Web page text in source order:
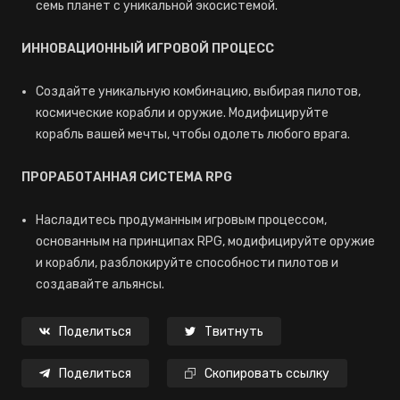
семь планет с уникальной экосистемой.
ИННОВАЦИОННЫЙ ИГРОВОЙ ПРОЦЕСС
Создайте уникальную комбинацию, выбирая пилотов,
космические корабли и оружие. Модифицируйте
корабль вашей мечты, чтобы одолеть любого врага.
ПРОРАБОТАННАЯ СИСТЕМА RPG
Насладитесь продуманным игровым процессом,
основанным на принципах RPG, модифицируйте оружие
и корабли, разблокируйте способности пилотов и
создавайте альянсы.
Поделиться Твитнуть
Поделиться Скопировать ссылку